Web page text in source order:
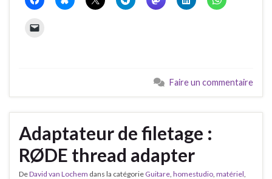
Faire un commentaire
Adaptateur de filetage :
RØDE thread adapter
DeDavid van Lochem dans la catégorie Guitare homestudio matériel